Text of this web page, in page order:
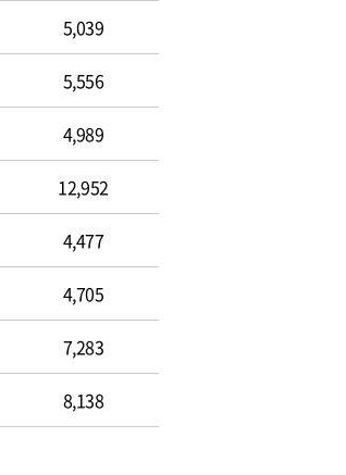
5,039
5,556
4,989
12,952
4,477
4,705
7,283
8,138